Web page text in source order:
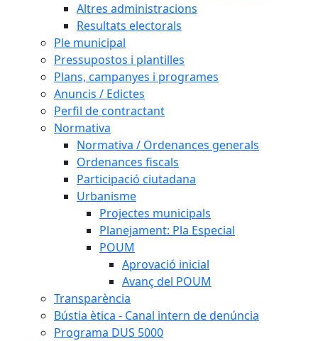
Altres administracions
Resultats electorals
Ple municipal
Pressupostos i plantilles
Plans, campanyes i programes
Anuncis / Edictes
Perfil de contractant
Normativa
Normativa / Ordenances generals
Ordenances fiscals
Participació ciutadana
Urbanisme
Projectes municipals
Planejament: Pla Especial
POUM
Aprovació inicial
Avanç del POUM
Transparència
Bústia ètica - Canal intern de denúncia
Programa DUS 5000